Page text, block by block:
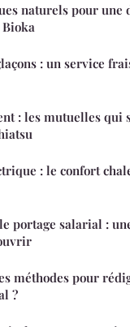
naturels pour une
: un service
: les mutuelles qui
: le confort
portage salarial :
méthodes pour
?